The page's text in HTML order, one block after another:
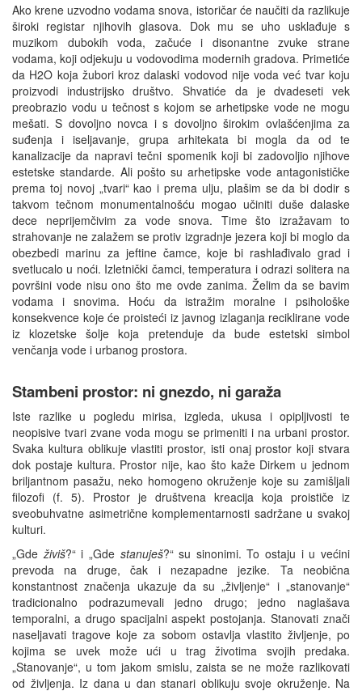
Ako krene uzvodno vodama snova, istoričar će naučiti da razlikuje
široki registar njihovih glasova. Dok mu se uho usklađuje s
muzikom dubokih voda, začuće i disonantne zvuke strane
vodama, koji odjekuju u vodovodima modernih gradova. Primetiće
da H2O koja žubori kroz dalaski vodovod nije voda već tvar koju
proizvodi industrijsko društvo. Shvatiće da je dvadeseti vek
preobrazio vodu u tečnost s kojom se arhetipske vode ne mogu
mešati. S dovoljno novca i s dovoljno širokim ovlašćenjima za
suđenja i iseljavanje, grupa arhitekata bi mogla da od te
kanalizacije da napravi tečni spomenik koji bi zadovoljio njihove
estetske standarde. Ali pošto su arhetipske vode antagonističke
prema toj novoj „tvari“ kao i prema ulju, plašim se da bi dodir s
takvom tečnom monumentalnošću mogao učiniti duše dalaske
dece neprijemčivim za vode snova. Time što izražavam to
strahovanje ne zalažem se protiv izgradnje jezera koji bi moglo da
obezbedi marinu za jeftine čamce, koje bi rashlađivalo grad i
svetlucalo u noći. Izletnički čamci, temperatura i odrazi solitera na
površini vode nisu ono što me ovde zanima. Želim da se bavim
vodama i snovima. Hoću da istražim moralne i psihološke
konsekvence koje će proisteći iz javnog izlaganja reciklirane vode
iz klozetske šolje koja pretenduje da bude estetski simbol
venčanja vode i urbanog prostora.
Stambeni prostor: ni gnezdo, ni garaža
Iste razlike u pogledu mirisa, izgleda, ukusa i opipljivosti te
neopisive tvari zvane voda mogu se primeniti i na urbani prostor.
Svaka kultura oblikuje vlastiti prostor, isti onaj prostor koji stvara
dok postaje kultura. Prostor nije, kao što kaže Dirkem u jednom
briljantnom pasažu, neko homogeno okruženje koje su zamišljali
filozofi (f. 5). Prostor je društvena kreacija koja proističe iz
sveobuhvatne asimetrične komplementarnosti sadržane u svakoj
kulturi.
„Gde živiš?“ i „Gde stanuješ?“ su sinonimi. To ostaju i u većini
prevoda na druge, čak i nezapadne jezike. Ta neobična
konstantnost značenja ukazuje da su „življenje“ i „stanovanje“
tradicionalno podrazumevali jedno drugo; jedno naglašava
temporalni, a drugo spacijalni aspekt postojanja. Stanovati znači
naseljavati tragove koje za sobom ostavlja vlastito življenje, po
kojima se uvek može ući u trag životima svojih predaka.
„Stanovanje“, u tom jakom smislu, zaista se ne može razlikovati
od življenja. Iz dana u dan stanari oblikuju svoje okruženje. Na